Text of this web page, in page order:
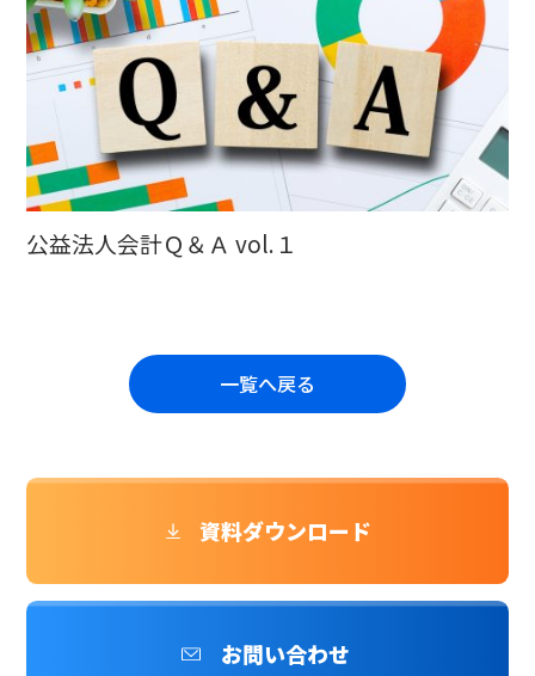
公益法人会計Ｑ＆Ａ vol.１
一覧へ戻る
資料ダウンロード
お問い合わせ